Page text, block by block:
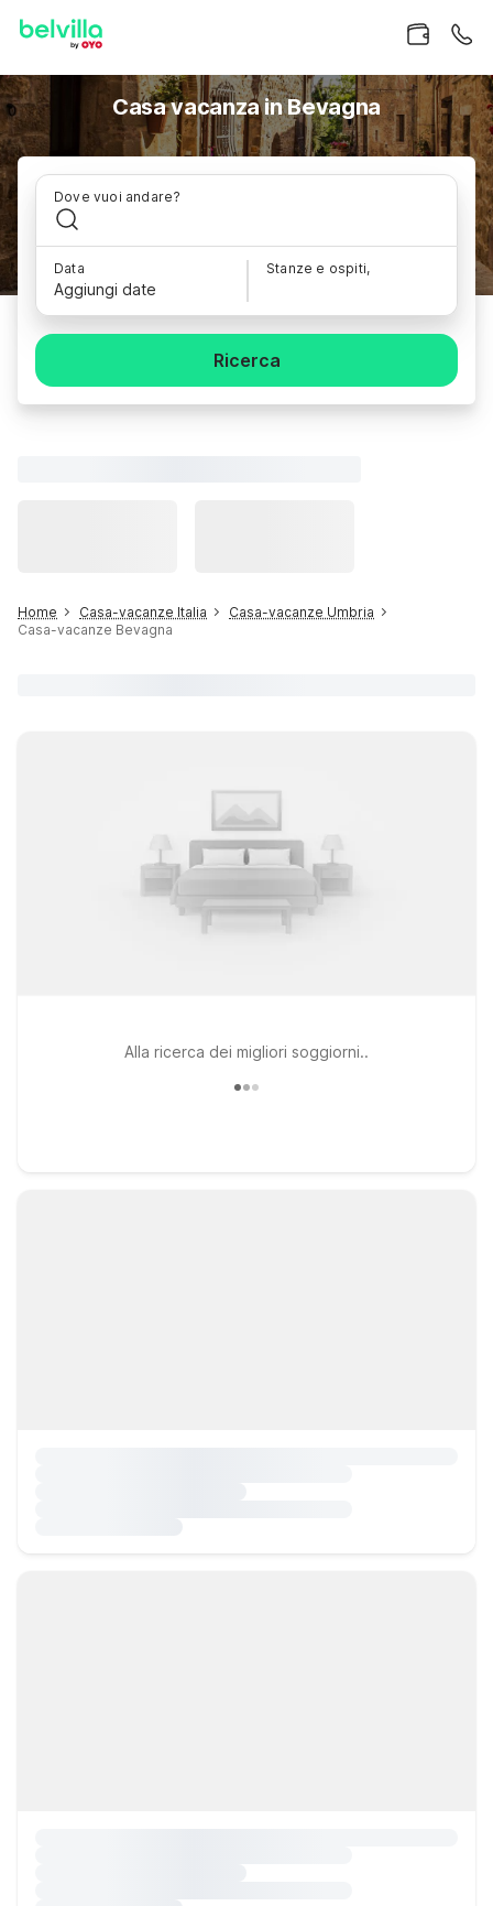
Casa vacanza in Bevagna
Dove vuoi andare?
Data
Aggiungi date
Stanze e ospiti,
Ricerca
Home Casa-vacanze Italia
Casa-vacanze Umbria
Casa-vacanze Bevagna
Alla ricerca dei migliori soggiorni..